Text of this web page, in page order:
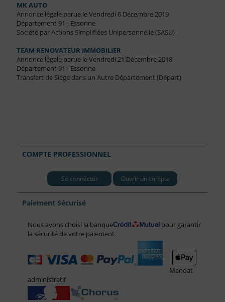
MK AUTO
Annonce légale parue le Vendredi 6 Décembre 2019
Département 91 - Essonne
Société par Actions Simplifiées Unipersonnelle (SASU)
TEAM RENOVATEUR IMMOBILIER
Annonce légale parue le Vendredi 21 Décembre 2018
Département 91 - Essonne
Transfert de Siège dans un Autre Département (Départ)
COMPTE PROFESSIONNEL
Se connecter Ouvrir un compte
Paiement Sécurisé
Nous avons choisi la banque
pour garantir
la sécurité de votre paiement.
Mandat
administratif